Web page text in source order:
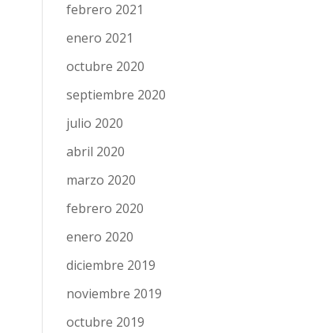
febrero 2021
enero 2021
octubre 2020
septiembre 2020
julio 2020
abril 2020
marzo 2020
febrero 2020
enero 2020
diciembre 2019
noviembre 2019
octubre 2019